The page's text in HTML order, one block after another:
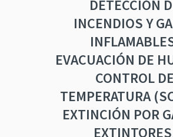
DETECCIÓN
INCENDIOS Y
EVACUACIÓN DE
CONTROL DE
TEMPERATURA
EXTINCIÓN POR